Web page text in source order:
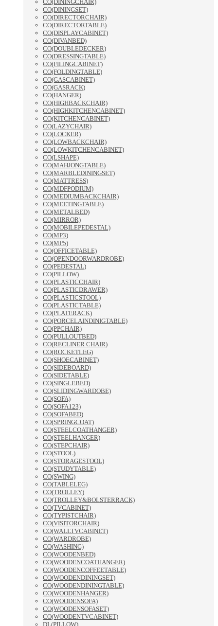
CO(DININGCHAIR)
CO(DININGSET)
CO(DIRECTORCHAIR)
CO(DIRECTORTABLE)
CO(DISPLAYCABINET)
CO(DIVANBED)
CO(DOUBLEDECKER)
CO(DRESSINGTABLE)
CO(FILINGCABINET)
CO(FOLDINGTABLE)
CO(GASCABINET)
CO(GASRACK)
CO(HANGER)
CO(HIGHBACKCHAIR)
CO(HIGHKITCHENCABINET)
CO(KITCHENCABINET)
CO(LAZYCHAIR)
CO(LOCKER)
CO(LOWBACKCHAIR)
CO(LOWKITCHENCABINET)
CO(LSHAPE)
CO(MAHJONGTABLE)
CO(MARBLEDININGSET)
CO(MATTRESS)
CO(MDFPODIUM)
CO(MEDIUMBACKCHAIR)
CO(MEETINGTABLE)
CO(METALBED)
CO(MIRROR)
CO(MOBILEPEDESTAL)
CO(MP3)
CO(MP5)
CO(OFFICETABLE)
CO(OPENDOORWARDROBE)
CO(PEDESTAL)
CO(PILLOW)
CO(PLASTICCHAIR)
CO(PLASTICDRAWER)
CO(PLASTICSTOOL)
CO(PLASTICTABLE)
CO(PLATERACK)
CO(PORCELAINDINIGTABLE)
CO(PPCHAIR)
CO(PULLOUTBED)
CO(RECLINER CHAIR)
CO(ROCKETLEG)
CO(SHOECABINET)
CO(SIDEBOARD)
CO(SIDETABLE)
CO(SINGLEBED)
CO(SLIDINGWARDOBE)
CO(SOFA)
CO(SOFA123)
CO(SOFABED)
CO(SPRINGCOAT)
CO(STEELCOATHANGER)
CO(STEELHANGER)
CO(STEPCHAIR)
CO(STOOL)
CO(STORAGESTOOL)
CO(STUDYTABLE)
CO(SWING)
CO(TABLELEG)
CO(TROLLEY)
CO(TROLLEY&BOLSTERRACK)
CO(TVCABINET)
CO(TYPISTCHAIR)
CO(VISITORCHAIR)
CO(WALLTVCABINET)
CO(WARDROBE)
CO(WASHING)
CO(WOODENBED)
CO(WOODENCOATHANGER)
CO(WOODENCOFFEETABLE)
CO(WOODENDININGSET)
CO(WOODENDININGTABLE)
CO(WOODENHANGER)
CO(WOODENSOFA)
CO(WOODENSOFASET)
CO(WOODENTVCABINET)
DL(PILLOW)